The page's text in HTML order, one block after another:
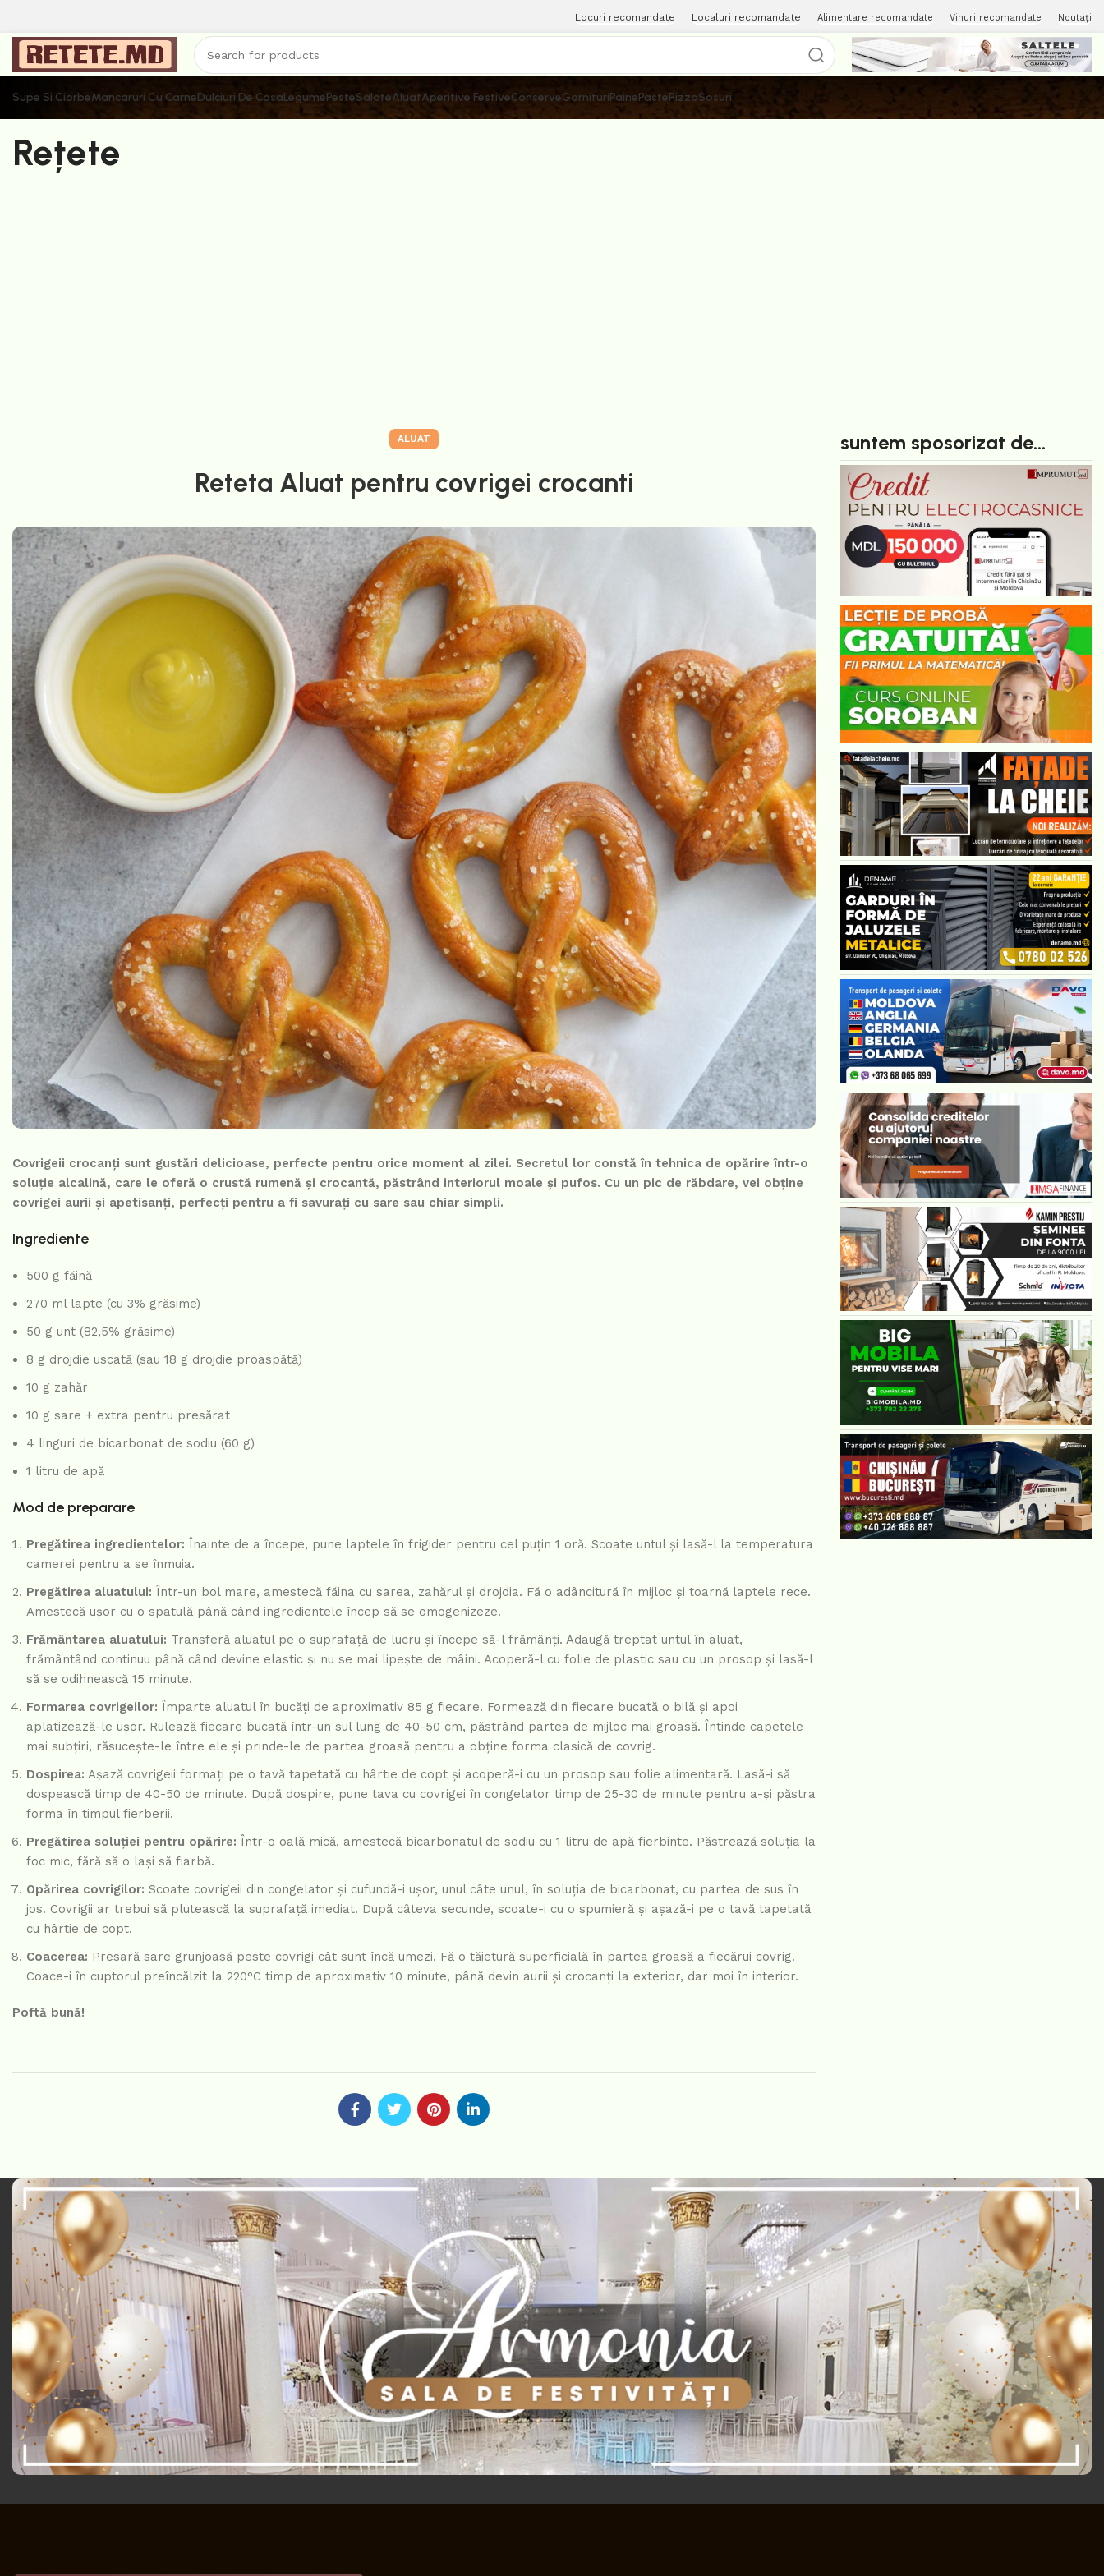
Locuri recomandate Localuri recomandate Alimentare recomandate Vinuri recomandate Noutați
Supe Si CiorbeMancaruri Cu CarneDulciuri De CasaLegumePesteSalateAluatAperitive FestiveConserveGarnituriPainePastePizzaSosuri
Rețete
ALUAT
Reteta Aluat pentru covrigei crocanti
Covrigeii crocanți sunt gustări delicioase, perfecte pentru orice moment al zilei. Secretul lor constă în tehnica de opărire într-o
soluție alcalină, care le oferă o crustă rumenă și crocantă, păstrând interiorul moale și pufos. Cu un pic de răbdare, vei obține
covrigei aurii și apetisanți, perfecți pentru a fi savurați cu sare sau chiar simpli.
Ingrediente
500 g făină
270 ml lapte (cu 3% grăsime)
50 g unt (82,5% grăsime)
8 g drojdie uscată (sau 18 g drojdie proaspătă)
10 g zahăr
10 g sare + extra pentru presărat
4 linguri de bicarbonat de sodiu (60 g)
1 litru de apă
Mod de preparare
Pregătirea ingredientelor: Înainte de a începe, pune laptele în frigider pentru cel puțin 1 oră. Scoate untul și lasă-l la temperatura
camerei pentru a se înmuia.
Pregătirea aluatului: Într-un bol mare, amestecă făina cu sarea, zahărul și drojdia. Fă o adâncitură în mijloc și toarnă laptele rece.
Amestecă ușor cu o spatulă până când ingredientele încep să se omogenizeze.
Frământarea aluatului: Transferă aluatul pe o suprafață de lucru și începe să-l frămânți. Adaugă treptat untul în aluat,
frământând continuu până când devine elastic și nu se mai lipește de mâini. Acoperă-l cu folie de plastic sau cu un prosop și lasă-l
să se odihnească 15 minute.
Formarea covrigeilor: Împarte aluatul în bucăți de aproximativ 85 g fiecare. Formează din fiecare bucată o bilă și apoi
aplatizează-le ușor. Rulează fiecare bucată într-un sul lung de 40-50 cm, păstrând partea de mijloc mai groasă. Întinde capetele
mai subțiri, răsucește-le între ele și prinde-le de partea groasă pentru a obține forma clasică de covrig.
Dospirea: Așază covrigeii formați pe o tavă tapetată cu hârtie de copt și acoperă-i cu un prosop sau folie alimentară. Lasă-i să
dospească timp de 40-50 de minute. După dospire, pune tava cu covrigei în congelator timp de 25-30 de minute pentru a-și păstra
forma în timpul fierberii.
Pregătirea soluției pentru opărire: Într-o oală mică, amestecă bicarbonatul de sodiu cu 1 litru de apă fierbinte. Păstrează soluția la
foc mic, fără să o lași să fiarbă.
Opărirea covrigilor: Scoate covrigeii din congelator și cufundă-i ușor, unul câte unul, în soluția de bicarbonat, cu partea de sus în
jos. Covrigii ar trebui să plutească la suprafață imediat. După câteva secunde, scoate-i cu o spumieră și așază-i pe o tavă tapetată
cu hârtie de copt.
Coacerea: Presară sare grunjoasă peste covrigi cât sunt încă umezi. Fă o tăietură superficială în partea groasă a fiecărui covrig.
Coace-i în cuptorul preîncălzit la 220°C timp de aproximativ 10 minute, până devin aurii și crocanți la exterior, dar moi în interior.
Poftă bună!
suntem sposorizat de...